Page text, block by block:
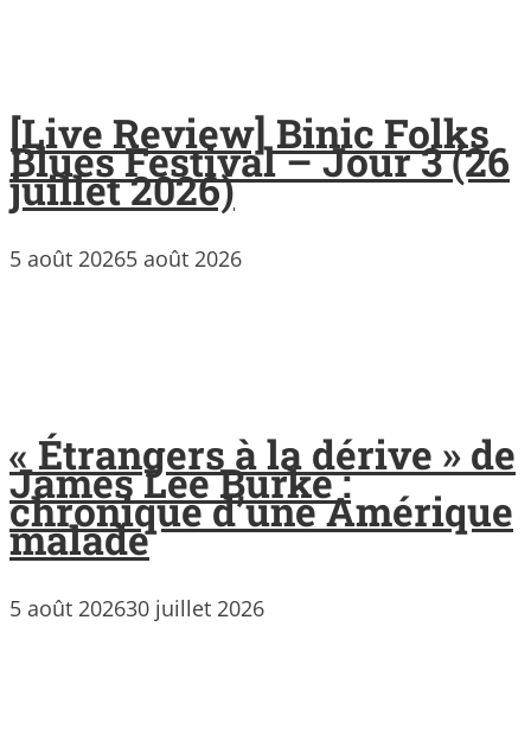
[Live Review] Binic Folks
Blues Festival – Jour 3 (26
juillet 2026)
5 août 20265 août 2026
« Étrangers à la dérive » de
James Lee Burke :
chronique d’une Amérique
malade
5 août 202630 juillet 2026